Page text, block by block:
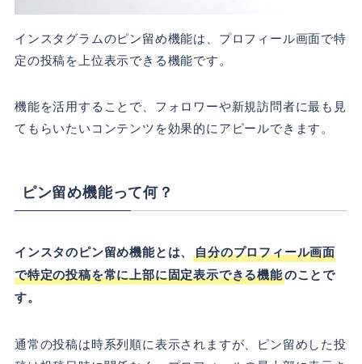
インスタグラムのピン留め機能は、プロフィール画面で特
定の投稿を上位表示できる機能です。
機能を活用することで、フォロワーや新規訪問者に最も見
てもらいたいコンテンツを効果的にアピールできます。
ピン留め機能って何？
インスタのピン留め機能とは、自分のプロフィール画面
で特定の投稿を常に上部に固定表示できる機能のことで
す。
通常の投稿は時系列順に表示されますが、ピン留めした投